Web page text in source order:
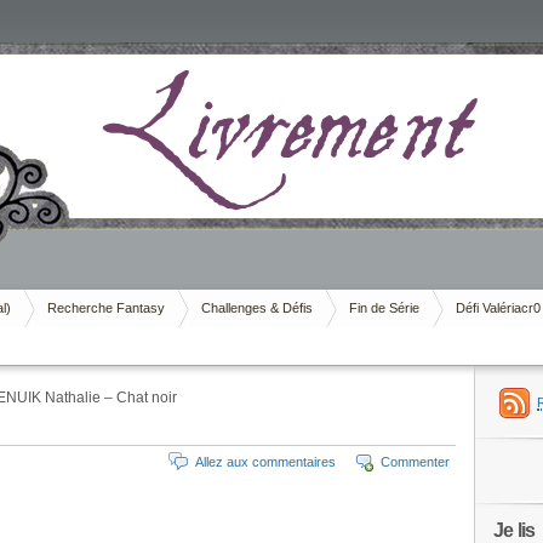
Recherche Fantasy Challenges & Défis Fin de Série Défi Valériacr0
Nathalie – Chat noir
Commenter
Allez aux commentaires
Je lis